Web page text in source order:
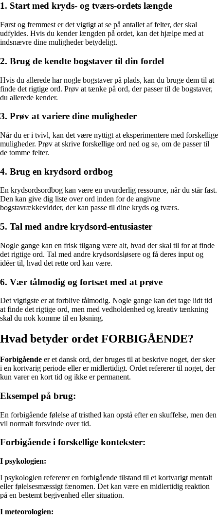
1. Start med kryds- og tværs-ordets længde
Først og fremmest er det vigtigt at se på antallet af felter, der skal
udfyldes. Hvis du kender længden på ordet, kan det hjælpe med at
indsnævre dine muligheder betydeligt.
2. Brug de kendte bogstaver til din fordel
Hvis du allerede har nogle bogstaver på plads, kan du bruge dem til at
finde det rigtige ord. Prøv at tænke på ord, der passer til de bogstaver,
du allerede kender.
3. Prøv at variere dine muligheder
Når du er i tvivl, kan det være nyttigt at eksperimentere med forskellige
muligheder. Prøv at skrive forskellige ord ned og se, om de passer til
de tomme felter.
4. Brug en krydsord ordbog
En krydsordsordbog kan være en uvurderlig ressource, når du står fast.
Den kan give dig liste over ord inden for de angivne
bogstavrækkevidder, der kan passe til dine kryds og tværs.
5. Tal med andre krydsord-entusiaster
Nogle gange kan en frisk tilgang være alt, hvad der skal til for at finde
det rigtige ord. Tal med andre krydsordsløsere og få deres input og
idéer til, hvad det rette ord kan være.
6. Vær tålmodig og fortsæt med at prøve
Det vigtigste er at forblive tålmodig. Nogle gange kan det tage lidt tid
at finde det rigtige ord, men med vedholdenhed og kreativ tænkning
skal du nok komme til en løsning.
Hvad betyder ordet FORBIGÅENDE?
Forbigående er et dansk ord, der bruges til at beskrive noget, der sker
i en kortvarig periode eller er midlertidigt. Ordet refererer til noget, der
kun varer en kort tid og ikke er permanent.
Eksempel på brug:
En forbigående følelse af tristhed kan opstå efter en skuffelse, men den
vil normalt forsvinde over tid.
Forbigående i forskellige kontekster:
I psykologien:
I psykologien refererer en forbigående tilstand til et kortvarigt mentalt
eller følelsesmæssigt fænomen. Det kan være en midlertidig reaktion
på en bestemt begivenhed eller situation.
I meteorologien: